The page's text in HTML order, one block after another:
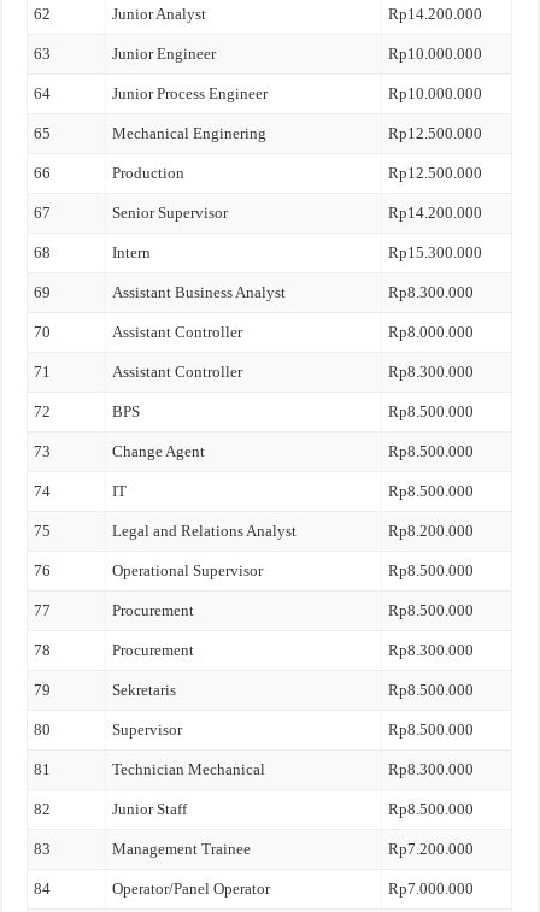
62 Junior Analyst Rp14.200.000
63 Junior Engineer Rp10.000.000
64 Junior Process Engineer Rp10.000.000
65 Mechanical Enginering Rp12.500.000
66 Production Rp12.500.000
67 Senior Supervisor Rp14.200.000
68 Intern Rp15.300.000
69 Assistant Business Analyst Rp8.300.000
70 Assistant Controller Rp8.000.000
71 Assistant Controller Rp8.300.000
72 BPS Rp8.500.000
73 Change Agent Rp8.500.000
74 IT Rp8.500.000
75 Legal and Relations Analyst Rp8.200.000
76 Operational Supervisor Rp8.500.000
77 Procurement Rp8.500.000
78 Procurement Rp8.300.000
79 Sekretaris Rp8.500.000
80 Supervisor Rp8.500.000
81 Technician Mechanical Rp8.300.000
82 Junior Staff Rp8.500.000
83 Management Trainee Rp7.200.000
84 Operator/Panel Operator Rp7.000.000